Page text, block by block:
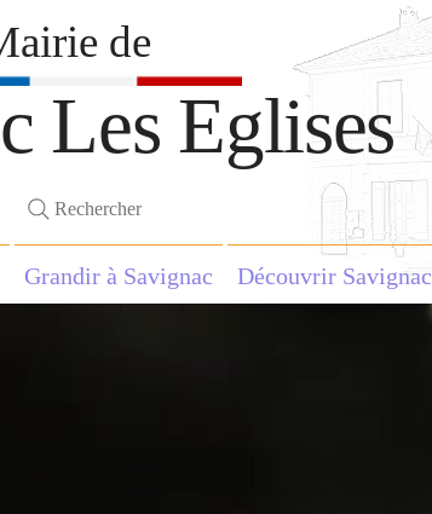
Les Eglises
Grandir à Savignac Découvrir Savignac
de
Rechercher